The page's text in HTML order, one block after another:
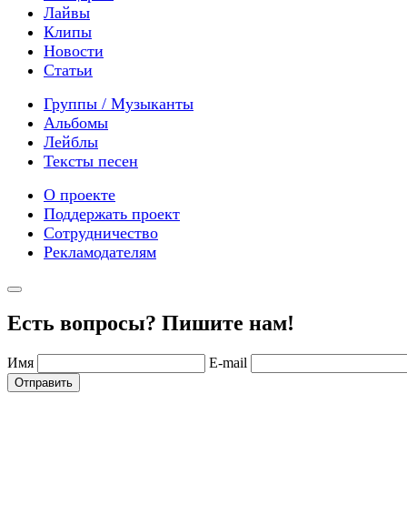
Лайвы
Клипы
Новости
Статьи
Группы / Музыканты
Альбомы
Лейблы
Тексты песен
О проекте
Поддержать проект
Сотрудничество
Рекламодателям
Есть вопросы? Пишите нам!
Имя E-mail